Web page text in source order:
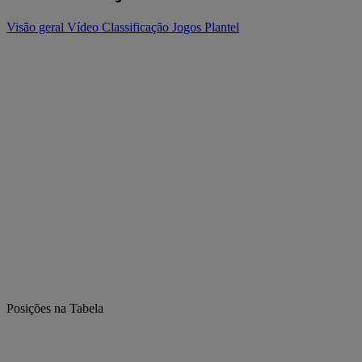
Visão geral Vídeo Classificação Jogos Plantel
Posições na Tabela